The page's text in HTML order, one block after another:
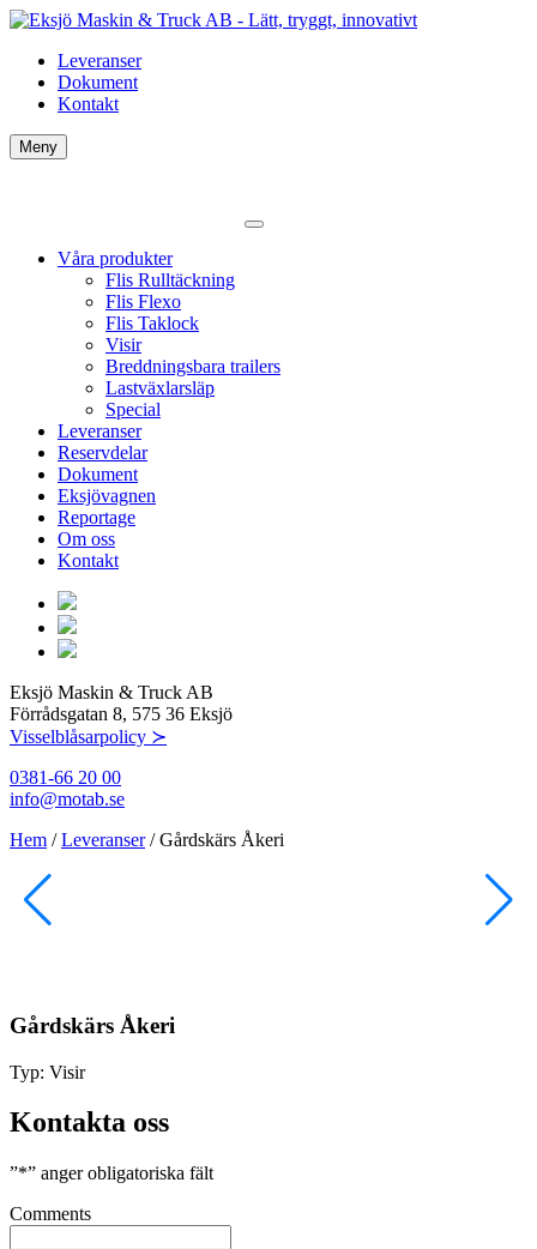
Leveranser
Dokument
Kontakt
Meny
Våra produkter
Flis Rulltäckning
Flis Flexo
Flis Taklock
Visir
Breddningsbara trailers
Lastväxlarsläp
Special
Leveranser
Reservdelar
Dokument
Eksjövagnen
Reportage
Om oss
Kontakt
Eksjö Maskin & Truck AB
Förrådsgatan 8, 575 36 Eksjö
Visselblåsarpolicy ≻
0381-66 20 00
info@motab.se
Hem /Leveranser/Gårdskärs Åkeri
Gårdskärs Åkeri
Typ: Visir
Kontakta oss
”*” anger obligatoriska fält
Comments